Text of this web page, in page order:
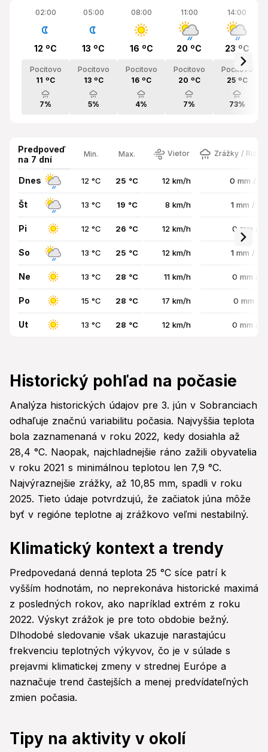
02:00
12 ºC
Pocitovo
11 ºC
7%
05:00
13 ºC
Pocitovo
13 ºC
5%
08:00
16 ºC
Pocitovo
16 ºC
4%
11:00
20 ºC
Pocitovo
20 ºC
7%
14:00
23 ºC
Pocitovo
25 ºC
73%
Predpoveď
na 7 dní
Min. Max. Vietor Zrážky /
Dnes 12 °C 25 °C 12 km/h 0 mm /
Št 13 °C 19 °C 8 km/h 1 mm /
Pi 12 °C 26 °C 12 km/h 0 mm /
So 13 °C 25 °C 12 km/h 1 mm /
Ne 13 °C 28 °C 11 km/h 0 mm /
Po 15 °C 28 °C 17 km/h 0 mm /
Ut 13 °C 28 °C 12 km/h 0 mm /
Historický pohľad na počasie
Analýza historických údajov pre 3. jún v Sobranciach
odhaľuje značnú variabilitu počasia. Najvyššia teplota
bola zaznamenaná v roku 2022, kedy dosiahla až
28,4 °C. Naopak, najchladnejšie ráno zažili obyvatelia
v roku 2021 s minimálnou teplotou len 7,9 °C.
Najvýraznejšie zrážky, až 10,85 mm, spadli v roku
2025. Tieto údaje potvrdzujú, že začiatok júna môže
byť v regióne teplotne aj zrážkovo veľmi nestabilný.
Klimatický kontext a trendy
Predpovedaná denná teplota 25 °C síce patrí k
vyšším hodnotám, no neprekonáva historické maximá
z posledných rokov, ako napríklad extrém z roku
2022. Výskyt zrážok je pre toto obdobie bežný.
Dlhodobé sledovanie však ukazuje narastajúcu
frekvenciu teplotných výkyvov, čo je v súlade s
prejavmi klimatickej zmeny v strednej Európe a
naznačuje trend častejších a menej predvídateľných
zmien počasia.
Tipy na aktivity v okolí